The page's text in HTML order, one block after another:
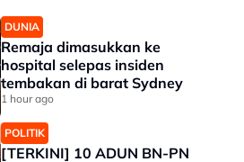
DUNIA
Remaja dimasukkan ke
hospital selepas insiden
tembakan di barat Sydney
1 hour ago
POLITIK
[TERKINI] 10 ADUN BN-PN